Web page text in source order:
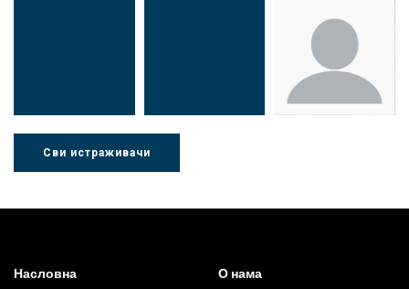
Др Марија
Ђорић
Сви истраживачи
Насловна О нама